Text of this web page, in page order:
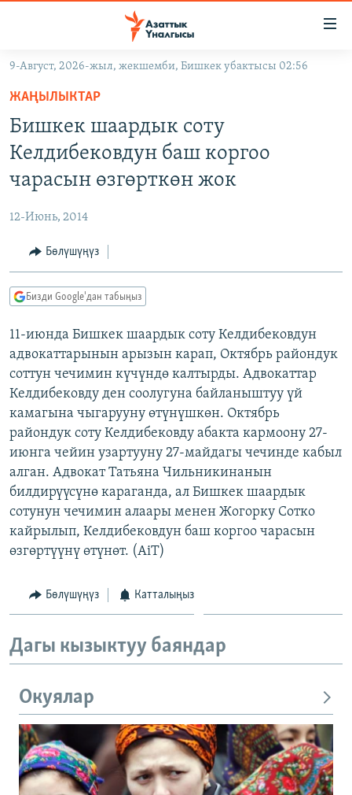
Навигацияга
өтүңүз
Издөөгө
салыңызКЫРГЫЗСТАН
МАДАНИЯТ
ТВ ПРОГРАММАЛАР
БҮГҮН АЗАТТЫКТА
ДАНИСТЕ
АЗАТТЫК+
ЫҢГАЙСЫЗ СУРООЛОР
ПОДКАСТ
ОНЛАЙН ШЕРИНЕ
ЭЕ/АРнун бардык сайттары
9-Август, 2026-жыл, жекшемби, Бишкек убактысы 02:56
ЖАҢЫЛЫКТАР
Бишкек шаардык соту
Келдибековдун баш коргоо
чарасын өзгөрткөн жок
12-Июнь, 2014
Бөлүшүңүз
Бизди Google'дан табыңыз
11-июнда Бишкек шаардык соту Келдибековдун
адвокаттарынын арызын карап, Октябрь райондук
соттун чечимин күчүндө калтырды. Адвокаттар
Келдибековду ден соолугуна байланыштуу үй
камагына чыгарууну өтүнүшкөн. Октябрь
райондук соту Келдибековду абакта кармоону 27-
июнга чейин узартууну 27-майдагы чечинде кабыл
алган. Адвокат Татьяна Чильникинанын
билдирүүсүнө караганда, ал Бишкек шаардык
сотунун чечимин алаары менен Жогорку Сотко
кайрылып, Келдибековдун баш коргоо чарасын
өзгөртүүнү өтүнөт. (AiT)
Бөлүшүңүз Катталыңыз
Дагы кызыктуу баяндар
Окуялар